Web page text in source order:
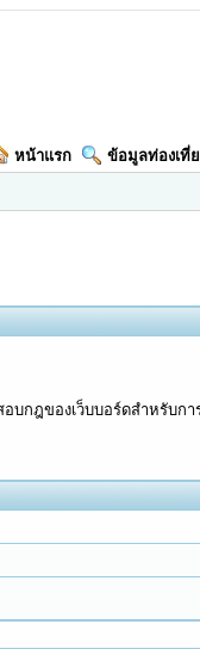
หน้าแรก ข้อมูลท่องเที่
กฎของเว็บบอร์ดสำหรับกา